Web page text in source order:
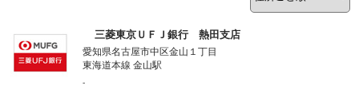
三菱東京ＵＦＪ銀行 熱田支店
愛知県名古屋市中区金山１丁目
東海道本線 金山駅
-